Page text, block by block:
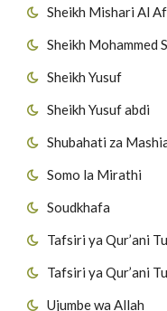
Sheikh Mishari Al
Sheikh Mohammed
Sheikh Yusuf
Sheikh Yusuf abdi
Shubahati za
Somo la Mirathi
Soudkhafa
Tafsiri ya Qur’ani
Tafsiri ya Qur’ani
Ujumbe wa Allah